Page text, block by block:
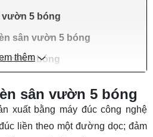
vườn 5 bóng
sân vườn 5 bóng
vườn 5 bóng
thêm
sân vườn 5 bóng
xuất bằng máy đúc công nghệ
liền theo một đường dọc; đảm